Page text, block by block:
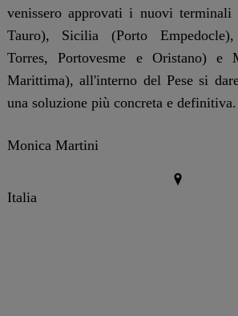
venissero approvati i nuovi
Tauro), Sicilia (Porto
Torres, Portovesme e Oristano) e
Marittima), all'interno del Pese si
una soluzione più concreta e definitiva.
Monica Martini
Italia